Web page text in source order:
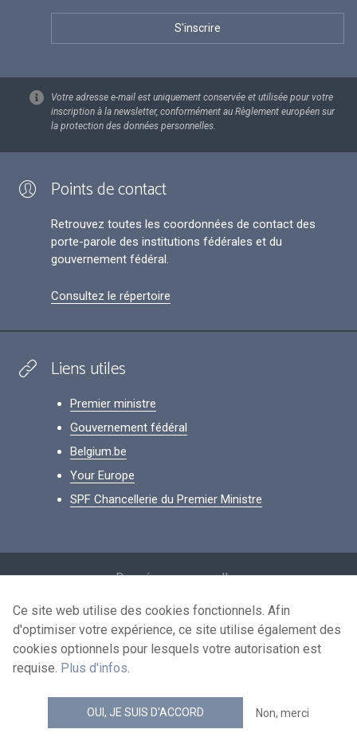
Votre adresse e-mail est uniquement conservée et utilisée pour votre
inscription à la newsletter, conformément au Règlement européen sur
la protection des données personnelles.
Points de contact
Retrouvez toutes les coordonnées de contact des
porte-parole des institutions fédérales et du
gouvernement fédéral.
Consultez le répertoire
Liens utiles
Premier ministre
Gouvernement fédéral
Belgium.be
Your Europe
SPF Chancellerie du Premier Ministre
Données personnelles
Conditions de réutilisation
Contactez-nous
news.belgium flux RSS
© 2026 - news.belgium.be
Ce site web utilise des cookies fonctionnels. Afin
d'optimiser votre expérience, ce site utilise également des
cookies optionnels pour lesquels votre autorisation est
requise. Plus d'infos.
OUI, JE SUIS D'ACCORD Non, merci